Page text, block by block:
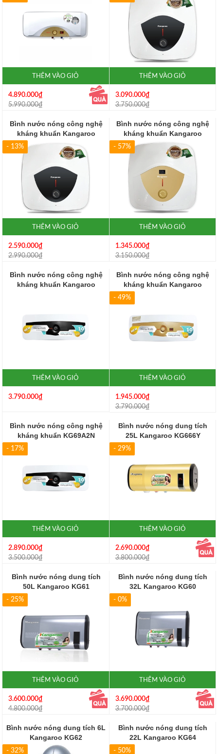
THÊM VÀO GIỎ
4.890.000₫
5.990.000₫
THÊM VÀO GIỎ
3.090.000₫
3.750.000₫
Bình nước nóng công nghệ
kháng khuẩn Kangaroo
KG816N
- 13%
THÊM VÀO GIỎ
2.590.000₫
2.990.000₫
Bình nước nóng công nghệ
kháng khuẩn Kangaroo
KG816
- 57%
THÊM VÀO GIỎ
1.345.000₫
3.150.000₫
Bình nước nóng công nghệ
kháng khuẩn Kangaroo
THÊM VÀO GIỎ
3.790.000₫
Bình nước nóng công nghệ
kháng khuẩn Kangaroo
- 49%
THÊM VÀO GIỎ
1.945.000₫
3.790.000₫
Bình nước nóng công nghệ
kháng khuẩn KG69A2N
- 17%
THÊM VÀO GIỎ
2.890.000₫
3.500.000₫
Bình nước nóng dung tích
25L Kangaroo KG666Y
- 29%
THÊM VÀO GIỎ
2.690.000₫
3.800.000₫
Bình nước nóng dung tích
50L Kangaroo KG61
- 25%
THÊM VÀO GIỎ
3.600.000₫
4.800.000₫
Bình nước nóng dung tích
32L Kangaroo KG60
- 0%
THÊM VÀO GIỎ
3.690.000₫
3.700.000₫
Bình nước nóng dung tích 6L
Kangaroo KG62
- 32%
Bình nước nóng dung tích
22L Kangaroo KG64
- 50%